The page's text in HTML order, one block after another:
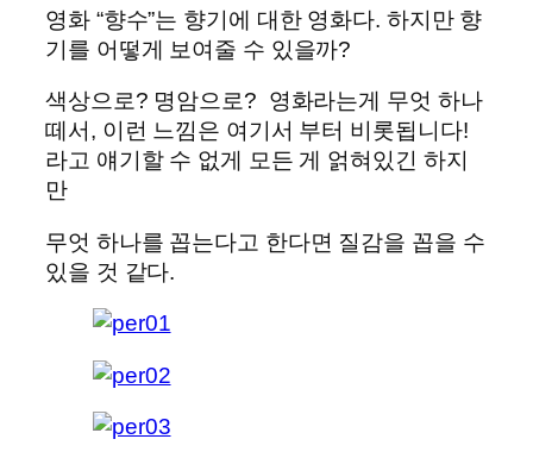
영화 “향수”는 향기에 대한 영화다. 하지만 향
기를 어떻게 보여줄 수 있을까?
색상으로? 명암으로? 영화라는게 무엇 하나
떼서, 이런 느낌은 여기서 부터 비롯됩니다!
라고 얘기할 수 없게 모든 게 얽혀있긴 하지
만
무엇 하나를 꼽는다고 한다면 질감을 꼽을 수
있을 것 같다.